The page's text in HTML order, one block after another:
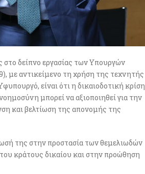
δείπνο εργασίας των Υπουργών
με αντικείμενο τη χρήση της τεχνητής
είναι ότι η δικαιοδοτική κρίση
μπορεί να αξιοποιηθεί για την
και βελτίωση της απονομής της
της στην προστασία των θεμελιωδών
κράτους δικαίου και στην προώθηση